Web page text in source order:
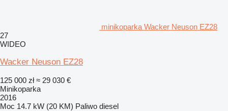
minikoparka Wacker Neuson EZ28
27
WIDEO
Wacker Neuson EZ28
125 000 zł ≈ 29 030 €
Minikoparka
2016
Moc 14.7 kW (20 KM) Paliwo diesel